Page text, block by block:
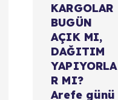
KARGOLAR
BUGÜN
AÇIK MI,
DAĞITIM
YAPIYORLA
R MI?
Arefe günü